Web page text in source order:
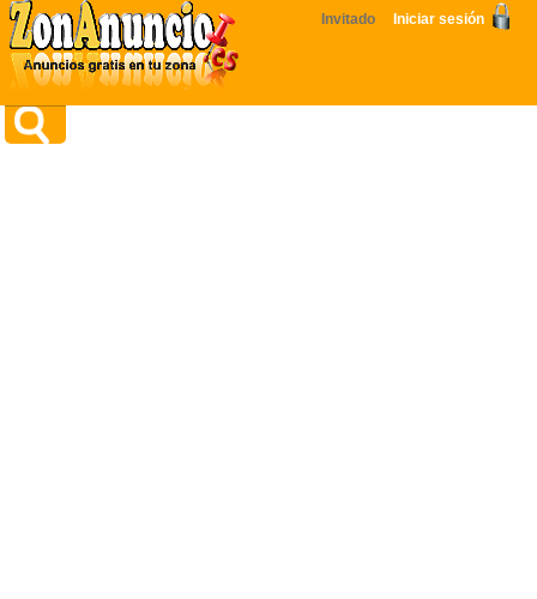
Invitado Iniciar sesión